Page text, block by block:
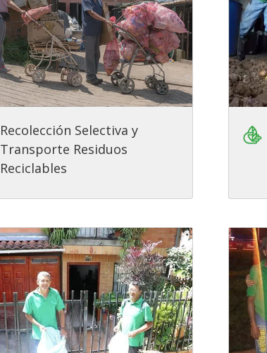
Recolección Selectiva y
Transporte Residuos
Reciclables